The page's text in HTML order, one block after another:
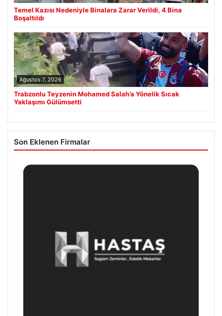
Temel Kazısı Nedeniyle Binalara Zarar Verildi, 4 Bina
Boşaltıldı
Ağustos 7, 2026
Trabzonlu Teyzenin Mohamed Salah’a Yönelik Sıcak
Yaklaşımı Gülümsetti
Son Eklenen Firmalar